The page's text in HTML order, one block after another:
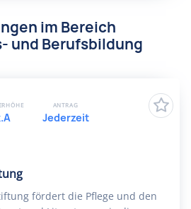
im Bereich
und Berufsbildung
fördert die Pflege und den
ANTRAG
Jederzeit